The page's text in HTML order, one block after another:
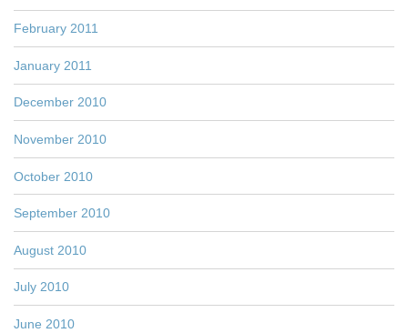
February 2011
January 2011
December 2010
November 2010
October 2010
September 2010
August 2010
July 2010
June 2010